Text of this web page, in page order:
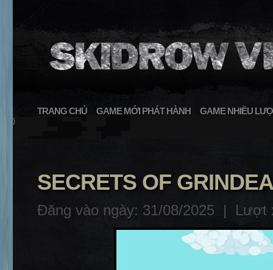
TRANG CHỦ GAME MỚI PHÁT HÀNH GAME NHIỀU
}
SECRETS OF
Đăng vào ngày: 31/08/2025 | Lượt